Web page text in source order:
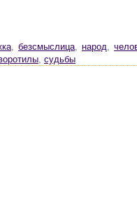
, безсмыслица, народ,
, судьбы